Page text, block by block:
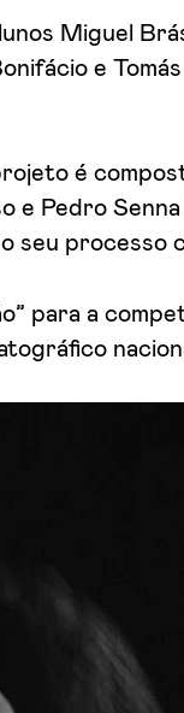
Miguel
e
é
e Pedro
seu processo
para a